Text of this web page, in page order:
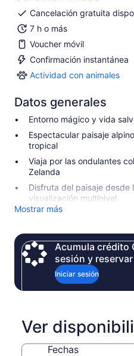
Cancelación gratuita
7 h o más
Voucher móvil
Confirmación instantánea
Actividad con animales
Actividad
animales
Datos generales
Entorno mágico y vida
Espectacular paisaje
tropical
Viaja por las ondulantes
Zelanda
Disfruta del paisaje desde
visualización multinivel
Mostrar más
Acumula crédito
sesión y
Iniciar sesión
Ver
Fechas